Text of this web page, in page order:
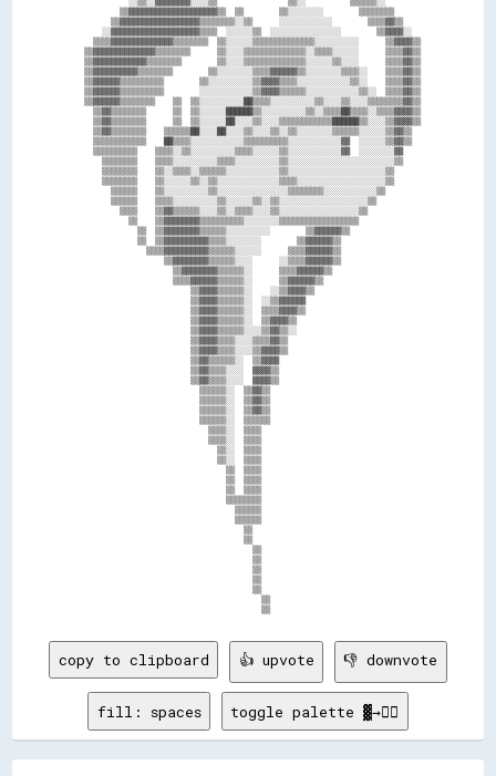
          ▒▒▓▓▓▓▓▓▓▓▓▓▓▓▓▓▓▓▓▓▓▓▒▒  ▒▒        ▒▒░░░░░░░░        ▒▒▒▒▒▒▒▒
        ▒▒▓▓▓▓▓▓▓▓▓▓▓▓▓▓▓▓▓▓▒▒▒▒▒▒▒▒░░▒▒      ░░░░░░░░░░░░        ▒▒▒▒▓▓▒▒
      ░░▓▓▓▓▓▓▓▓▓▓▓▓▓▓▓▓▓▓▓▓▒▒▒▒  ░░░░░░▒▒  ░░░░░░░░░░░░░░░░        ▒▒▓▓▓▓░░
    ▒▒▒▒▓▓▓▓▓▓▓▓▓▓▓▓▓▓▒▒▒▒▒▒▒▒  ▒▒░░░░░░▒▒▒▒▒▒▒▒▒▒▒▒▒▒░░░░░░░░░░      ▒▒▓▓▓▓▒▒
  ▒▒▓▓▓▓▓▓▓▓▓▓▓▓▓▓▒▒▒▒▒▒▒▒      ▒▒░░░░▒▒▒▒▒▒▒▒▒▒▒▒▒▒░░▒▒▒▒░░░░░░      ▒▒▒▒▓▓▒▒
  ▒▒▓▓▓▓▓▓▓▓▓▓▓▓▒▒▒▒▒▒▒▒        ▒▒░░░░▒▒▒▒▒▒▒▒▒▒▒▒▒▒░░░░░░▒▒░░░░      ▒▒▒▒▓▓▒▒
  ▒▒▓▓▓▓▓▓▓▓▓▓▒▒▒▒▒▒▒▒        ▒▒░░░░░░░░▒▒▒▒▓▓▓▓▓▓▒▒░░░░░░░░▒▒▒▒░░    ▒▒▒▒▓▓▒▒
  ▒▒▓▓▓▓▓▓▒▒▒▒▒▒▒▒▒▒        ▒▒░░░░░░░░░░▒▒▓▓▓▓▒▒▒▒░░░░░░░░░░░░▒▒░░    ▒▒▒▒▓▓▒▒
  ▒▒▓▓▓▓▓▓▒▒▒▒▒▒▒▒▒▒        ░░░░░░░░░░░░▒▒▓▓▓▓▒▒▒▒▒▒░░░░░░░░░░░░▒▒░░  ▒▒▒▒▓▓▒▒
  ▒▒▓▓▓▓▓▓▒▒▒▒▒▒▒▒    ▒▒  ▒▒░░░░░░░░░░██▒▒▒▒░░░░░░░░░░▒▒░░░░▒▒░░░░▒▒▒▒▒▒▒▒▓▓▒▒
    ▒▒▓▓▒▒▒▒▒▒▒▒      ▒▒  ▒▒░░░░░░██████▒▒░░░░░░░░░░▒▒░░▒▒▒▒██▒▒▒▒░░▒▒▒▒▓▓▓▓▒▒
    ▒▒▓▓▒▒▒▒▒▒▒▒      ▒▒  ▒▒░░░░░░██░░░░▒▒░░░░▒▒▒▒▒▒▒▒▒▒▒▒██████▒▒░░░░▒▒▓▓▓▓▒▒
    ▒▒▓▓▒▒▒▒▒▒▒▒    ▒▒▒▒▒▒██░░░░██░░░░▒▒░░░░▒▒░░▒▒░░░░░░░░▒▒▒▒▒▒░░░░░░▒▒▓▓▒▒
    ▒▒▒▒▒▒▒▒▒▒▒▒    ██▒▒▒▒░░░░░░░░░░░░▒▒▒▒▒▒▒▒▒▒░░░░░░░░░░░░▓▓  ░░░░░░▒▒▓▓▒▒
    ▒▒▒▒▒▒▒▒▒▒    ▒▒▒▒░░▒▒░░░░░░░░░░▒▒▒▒░░░░░░▒▒░░░░░░░░░░░░▓▓  ░░░░░░░░▓▓
      ▒▒▒▒▒▒▒▒    ▒▒▒▒░░░░░░░░░░▒▒▒▒░░░░░░░░░░▒▒░░░░░░░░░░░░░░░░░░░░░░░░▒▒
      ▒▒▒▒▒▒▒▒    ▒▒░░▒▒▒▒░░▒▒▒▒▒▒░░░░░░░░░░░░▒▒░░░░░░░░░░░░░░░░░░░░░░▒▒
      ▒▒▒▒▒▒▒▒    ▒▒░░░░░░▒▒░░▒▒░░░░░░░░░░░░░░▒▒▒▒░░░░░░░░░░░░░░░░░░░░▒▒
        ▒▒▒▒▒▒    ▒▒░░░░░░░░░░▒▒░░░░░░░░░░░░░░░░▒▒▒▒▒▒▒▒░░░░░░░░░░░░▒▒
        ▒▒▒▒▒▒    ▒▒▒▒░░░░░░░░░░▒▒░░░░░░▒▒░░▒▒░░░░░░░░░░░░░░░░░░░░▒▒
          ▒▒▒▒    ▒▒▓▓▒▒▒▒▒▒░░░░▒▒░░▒▒▒▒░░░░▒▒░░░░░░░░░░░░░░░░░░▒▒
            ▒▒    ▒▒▓▓▓▓▓▓▓▓▒▒▒▒▒▒▒▒▒▒░░░░░░░░▒▒▒▒▒▒▒▒▒▒▒▒▒▒▒▒▒▒
              ▒▒  ▒▒▓▓▓▓▓▓▓▓▒▒▒▒▒▒░░░░░░░░░░        ▒▒▓▓▓▓▓▓▒▒
              ▒▒  ▒▒▓▓▓▓▓▓▓▓▓▓▒▒▒▒░░░░░░░░        ▒▒▓▓▓▓▓▓▒▒
                ▒▒▒▒▓▓▓▓▓▓▓▓▓▓▒▒▒▒▒▒░░░░░░      ▒▒▒▒▓▓▓▓▓▓▒▒
                    ▒▒▓▓▓▓▓▓▓▓▒▒▒▒▒▒░░░░      ░░▒▒▒▒▓▓▓▓▓▓▒▒
                      ▒▒▓▓▓▓▓▓▓▓▒▒▒▒▒▒░░      ▒▒▒▒▓▓▓▓▓▓▒▒
                      ▒▒▒▒▓▓▓▓▓▓▒▒▒▒▒▒░░      ▒▒▓▓▓▓▓▓▒▒
                          ▒▒▓▓▓▓▒▒▒▒▒▒░░    ░░▒▒▓▓▓▓▒▒
                          ▒▒▓▓▓▓▒▒▒▒▒▒░░  ░░▒▒▓▓▓▓▓▓
                          ▒▒▓▓▓▓▒▒▒▒▒▒░░  ▒▒▒▒▓▓▓▓▒▒
                          ▒▒▓▓▓▓▒▒▒▒▒▒░░  ▒▒▓▓▓▓▒▒
                          ▒▒▓▓▓▓▒▒▒▒▒▒░░░░▒▒▓▓▒▒░░
                          ▒▒▓▓▓▓▒▒▒▒░░░░▒▒▒▒▓▓▒▒
                          ▒▒▓▓▓▓▒▒▒▒░░░░▒▒▓▓▓▓▒▒
                          ▒▒▓▓▒▒▒▒▒▒░░  ▒▒▓▓▓▓
                          ▒▒▓▓▒▒▒▒░░░░  ▓▓▓▓▒▒
                          ▒▒▓▓▒▒▒▒░░░░  ▓▓▓▓▒▒
                            ▒▒▒▒▒▒░░  ▒▒▓▓▒▒
                            ▒▒▒▒▒▒░░  ▒▒▓▓▒▒
                            ▒▒▒▒▒▒░░  ▒▒▓▓▒▒
                            ▒▒▒▒▒▒░░  ▒▒▒▒▒▒
                              ▒▒▒▒░░  ▒▒▒▒
                              ▒▒▒▒░░  ▒▒▒▒
                                ▒▒░░  ▒▒▒▒
                                ▒▒░░  ▒▒▒▒
                                  ▒▒  ▒▒▒▒
                                  ▒▒  ▒▒▒▒
                                  ▒▒  ▒▒▒▒
                                  ▒▒▒▒▒▒▒▒
                                    ▒▒▒▒▒▒
                                    ▒▒▒▒▒▒
                                      ▒▒
                                      ▒▒
                                        ▒▒
                                        ▒▒
                                        ▒▒
                                        ▒▒
                                        ▒▒
                                          ▒▒
copy to clipboard 👍 upvote 👎 downvote
fill: spaces toggle palette ▓→✊🏽